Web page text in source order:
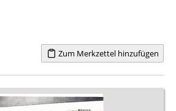
Zum Merkzettel hinzufügen